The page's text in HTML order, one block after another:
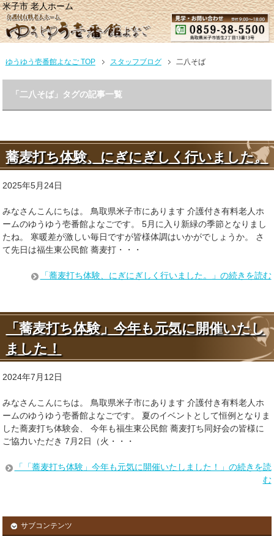
米子市 老人ホーム
ゆうゆう壱番館よなご TOP スタッフブログ 二八そば
「二八そば」タグの記事一覧
蕎麦打ち体験、にぎにぎしく行いました。
2025年5月24日
みなさんこんにちは。 鳥取県米子市にあります 介護付き有料老人ホ
ームのゆうゆう壱番館よなごです。 5月に入り新緑の季節となりまし
たね。 寒暖差が激しい毎日ですが皆様体調はいかがでしょうか。 さ
て先日は福生東公民館 蕎麦打・・・
「蕎麦打ち体験、にぎにぎしく行いました。」の続きを読む
「蕎麦打ち体験」今年も元気に開催いたし
ました！
2024年7月12日
みなさんこんにちは。 鳥取県米子市にあります 介護付き有料老人ホ
ームのゆうゆう壱番館よなごです。 夏のイベントとして恒例となりま
した蕎麦打ち体験会、 今年も福生東公民館 蕎麦打ち同好会の皆様に
ご協力いただき 7月2日（火・・・
「「蕎麦打ち体験」今年も元気に開催いたしました！」の続きを読
む
サブコンテンツ